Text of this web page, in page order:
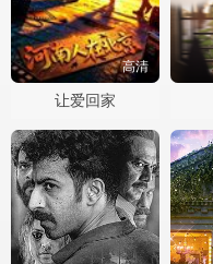
高清
让爱回家